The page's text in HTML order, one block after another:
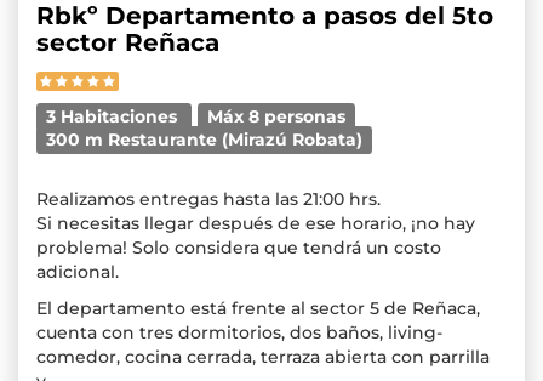
Rbkº Departamento a pasos del 5to
sector Reñaca
3 Habitaciones
Máx 8 personas
300 m Restaurante (Mirazú Robata)
Realizamos entregas hasta las 21:00 hrs.
Si necesitas llegar después de ese horario, ¡no hay
problema! Solo considera que tendrá un costo
adicional.
El departamento está frente al sector 5 de Reñaca,
cuenta con tres dormitorios, dos baños, living-
comedor, cocina cerrada, terraza abierta con parrilla